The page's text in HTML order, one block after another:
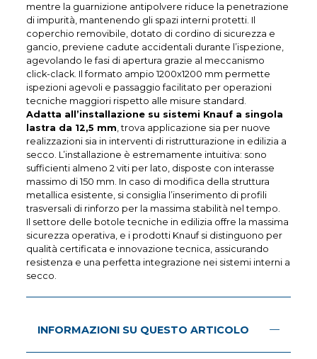
mentre la guarnizione antipolvere riduce la penetrazione
di impurità, mantenendo gli spazi interni protetti. Il
coperchio removibile, dotato di cordino di sicurezza e
gancio, previene cadute accidentali durante l’ispezione,
agevolando le fasi di apertura grazie al meccanismo
click-clack. Il formato ampio 1200x1200 mm permette
ispezioni agevoli e passaggio facilitato per operazioni
tecniche maggiori rispetto alle misure standard.
Adatta all’installazione su sistemi Knauf a singola
lastra da 12,5 mm , trova applicazione sia per nuove
realizzazioni sia in interventi di ristrutturazione in edilizia a
secco. L’installazione è estremamente intuitiva: sono
sufficienti almeno 2 viti per lato, disposte con interasse
massimo di 150 mm. In caso di modifica della struttura
metallica esistente, si consiglia l’inserimento di profili
trasversali di rinforzo per la massima stabilità nel tempo.
Il settore delle botole tecniche in edilizia offre la massima
sicurezza operativa, e i prodotti Knauf si distinguono per
qualità certificata e innovazione tecnica, assicurando
resistenza e una perfetta integrazione nei sistemi interni a
secco.
INFORMAZIONI SU QUESTO ARTICOLO